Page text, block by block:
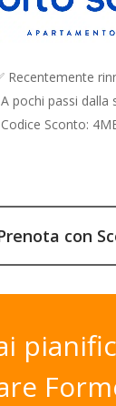
Recentemente
pochi passi dalla
Sconto:
con